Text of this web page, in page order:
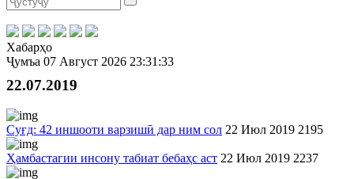
Хабарҳо
Ҷумъа 07 Август 2026 23:31:33
22.07.2019
Суғд: 42 иншооти варзишӣ дар ним сол 22 Июл 2019 2195
Ҳамбастагии инсону табиат бебаҳс аст 22 Июл 2019 2237